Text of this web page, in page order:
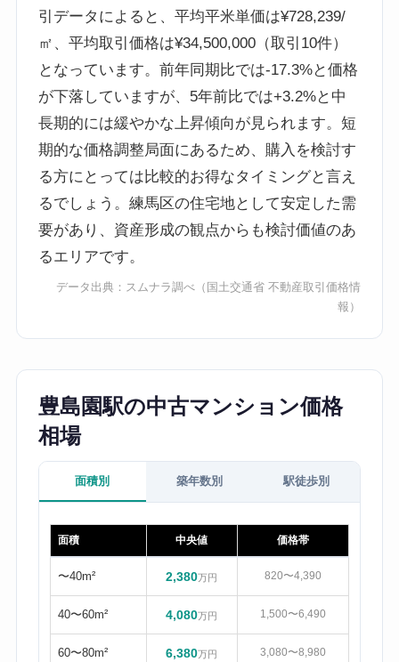
引データによると、平均平米単価は¥728,239/
㎡、平均取引価格は¥34,500,000（取引10件）
となっています。前年同期比では-17.3%と価格
が下落していますが、5年前比では+3.2%と中
長期的には緩やかな上昇傾向が見られます。短
期的な価格調整局面にあるため、購入を検討す
る方にとっては比較的お得なタイミングと言え
るでしょう。練馬区の住宅地として安定した需
要があり、資産形成の観点からも検討価値のあ
るエリアです。
データ出典： スムナラ調べ （国土交通省 不動産取引価格情
報）
豊島園駅の中古マンション価格
相場
面積別 築年数別 駅徒歩別
面積 中央値 価格帯
〜40m² 2,380万円 820〜4,390
40〜60m² 4,080万円 1,500〜6,490
60〜80m² 6,380万円 3,080〜8,980